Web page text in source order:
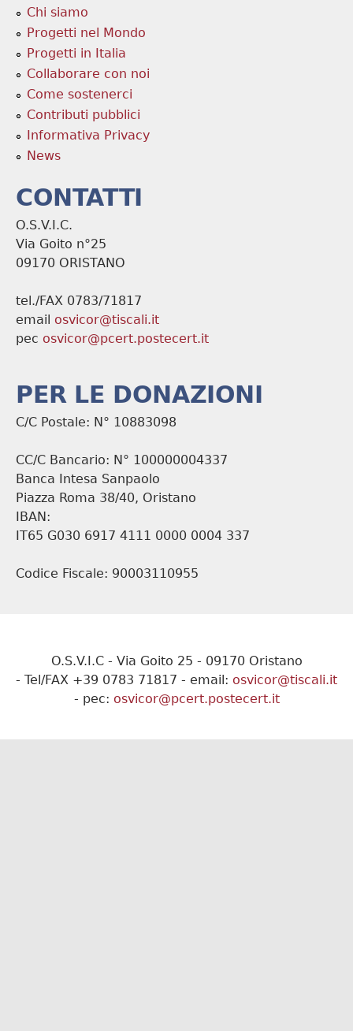
Chi siamo
Progetti nel Mondo
Progetti in Italia
Collaborare con noi
Come sostenerci
Contributi pubblici
Informativa Privacy
News
CONTATTI
O.S.V.I.C.
Via Goito n°25
09170 ORISTANO
tel./FAX 0783/71817
email osvicor@tiscali.it
pec osvicor@pcert.postecert.it
PER LE DONAZIONI
C/C Postale: N° 10883098
CC/C Bancario: N° 100000004337
Banca Intesa Sanpaolo
Piazza Roma 38/40, Oristano
IBAN:
IT65 G030 6917 4111 0000 0004 337
Codice Fiscale: 90003110955
O.S.V.I.C - Via Goito 25 - 09170 Oristano
- Tel/FAX +39 0783 71817 - email: osvicor@tiscali.it
- pec: osvicor@pcert.postecert.it